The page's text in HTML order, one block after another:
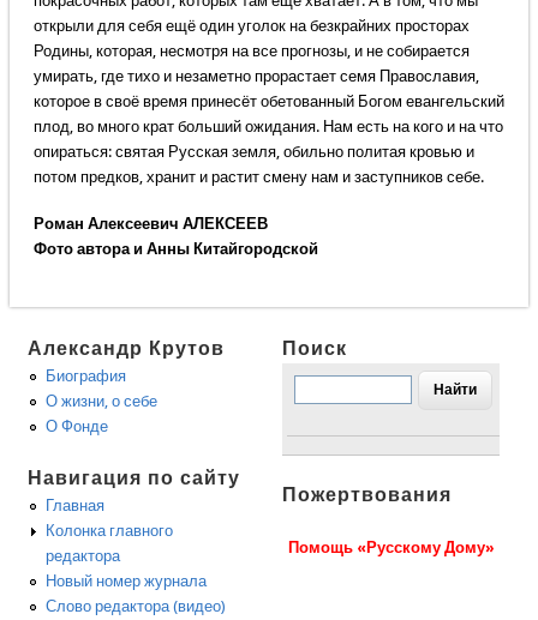
открыли для себя ещё один уголок на безкрайних просторах
Родины, которая, несмотря на все прогнозы, и не собирается
умирать, где тихо и незаметно прорастает семя Православия,
которое в своё время принесёт обетованный Богом евангельский
плод, во много крат больший ожидания. Нам есть на кого и на что
опираться: святая Русская земля, обильно политая кровью и
потом предков, хранит и растит смену нам и заступников себе.
Роман Алексеевич АЛЕКСЕЕВ
Фото автора и Анны Китайгородской
Александр Крутов
Биография
О жизни, о себе
О Фонде
Навигация по сайту
Главная
Колонка главного
редактора
Новый номер журнала
Слово редактора (видео)
Поиск
Пожертвования
Помощь «Русскому Дому»